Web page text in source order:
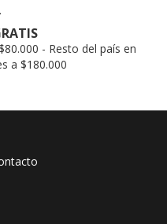
- Resto del país en
a $180.000